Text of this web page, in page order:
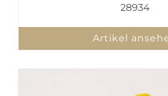
28934
Artikel